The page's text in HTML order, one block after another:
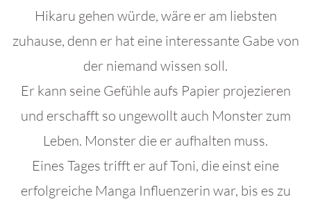
Hikaru gehen würde, wäre er am liebsten
zuhause, denn er hat eine interessante Gabe von
der niemand wissen soll.
Er kann seine Gefühle aufs Papier projezieren
und erschafft so ungewollt auch Monster zum
Leben. Monster die er aufhalten muss.
Eines Tages trifft er auf Toni, die einst eine
erfolgreiche Manga Influenzerin war, bis es zu